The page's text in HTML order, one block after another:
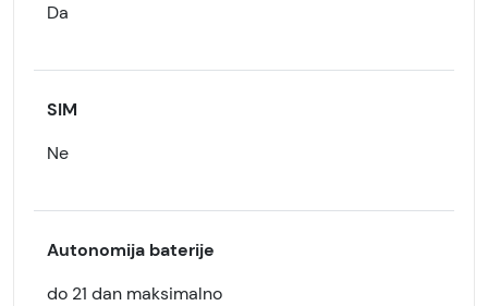
Da
SIM
Ne
Autonomija baterije
do 21 dan maksimalno